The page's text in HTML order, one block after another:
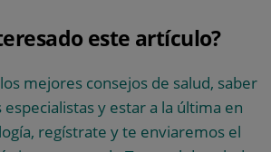
este artículo?
mejores consejos de salud, saber
y estar a la última en
regístrate y te enviaremos el